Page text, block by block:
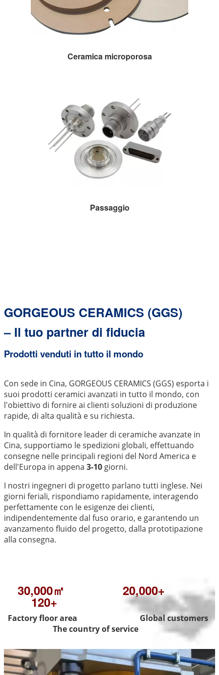
Ceramica microporosa
Passaggio
GORGEOUS CERAMICS (GGS)
– Il tuo partner di fiducia
Prodotti venduti in tutto il mondo
Con sede in Cina, GORGEOUS CERAMICS (GGS) esporta i
suoi prodotti ceramici avanzati in tutto il mondo, con
l'obiettivo di fornire ai clienti soluzioni di produzione
rapide, di alta qualità e su richiesta.
In qualità di fornitore leader di ceramiche avanzate in
Cina, supportiamo le spedizioni globali, effettuando
consegne nelle principali regioni del Nord America e
dell'Europa in appena 3-10 giorni.
I nostri ingegneri di progetto parlano tutti inglese. Nei
giorni feriali, rispondiamo rapidamente, interagendo
perfettamente con le esigenze dei clienti,
indipendentemente dal fuso orario, e garantendo un
avanzamento fluido del progetto, dalla prototipazione
alla consegna.
30,000㎡ 20,000+
120+
Factory floor area Global customers
The country of service